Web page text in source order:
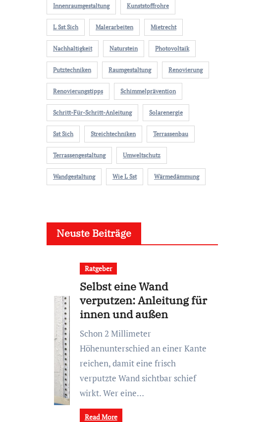
Innenraumgestaltung Kunststoffrohre
L Sst Sich Malerarbeiten Mietrecht
Nachhaltigkeit Naturstein Photovoltaik
Putztechniken Raumgestaltung Renovierung
Renovierungstipps Schimmelprävention
Schritt-Für-Schritt-Anleitung Solarenergie
Sst Sich Streichtechniken Terrassenbau
Terrassengestaltung Umweltschutz
Wandgestaltung Wie L Sst Wärmedämmung
Neuste Beiträge
Ratgeber
Selbst eine Wand
verputzen: Anleitung für
innen und außen
Schon 2 Millimeter
Höhenunterschied an einer Kante
reichen, damit eine frisch
verputzte Wand sichtbar schief
wirkt. Wer eine…
Read More